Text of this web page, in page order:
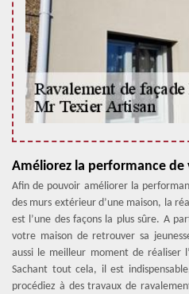
Améliorez la performance de
Afin de pouvoir améliorer la
des murs extérieur d’une maison, la
est l’une des façons la plus sûre. A
votre maison de retrouver sa
aussi le meilleur moment de réaliser
Sachant tout cela, il est
procédiez à des travaux de